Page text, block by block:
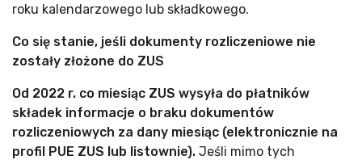
roku kalendarzowego lub składkowego.
Co się stanie, jeśli dokumenty rozliczeniowe nie
zostały złożone do ZUS
Od 2022 r. co miesiąc ZUS wysyła do płatników
składek informacje o braku dokumentów
rozliczeniowych za dany miesiąc (elektronicznie na
profil PUE ZUS lub listownie). Jeśli mimo tych